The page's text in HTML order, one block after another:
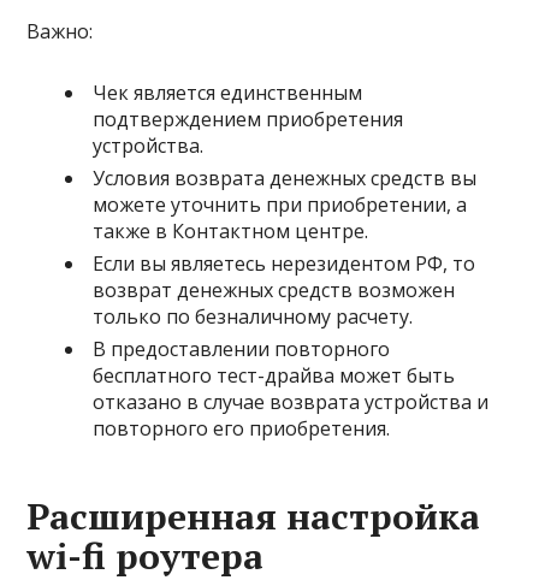
Важно:
Чек является единственным
подтверждением приобретения
устройства.
Условия возврата денежных средств вы
можете уточнить при приобретении, а
также в Контактном центре.
Если вы являетесь нерезидентом РФ, то
возврат денежных средств возможен
только по безналичному расчету.
В предоставлении повторного
бесплатного тест-драйва может быть
отказано в случае возврата устройства и
повторного его приобретения.
Расширенная настройка
wi-fi роутера